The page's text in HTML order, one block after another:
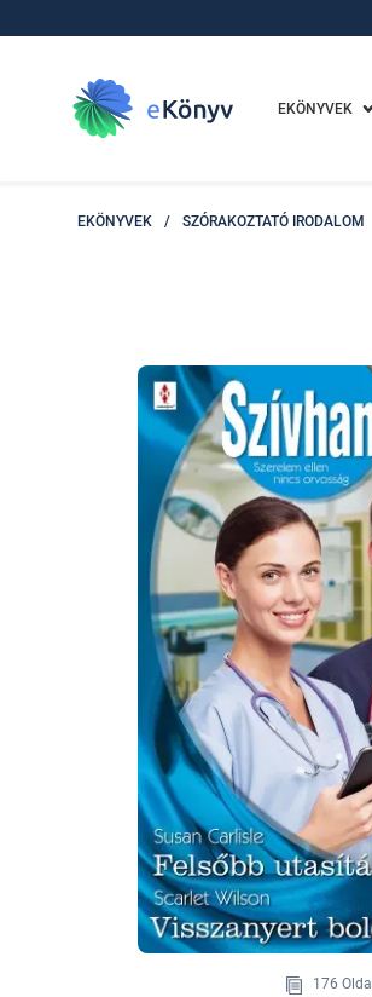
EKÖNYVEK
EKÖNYVEK / SZÓRAKOZTATÓ IRODALOM
176 Oldal